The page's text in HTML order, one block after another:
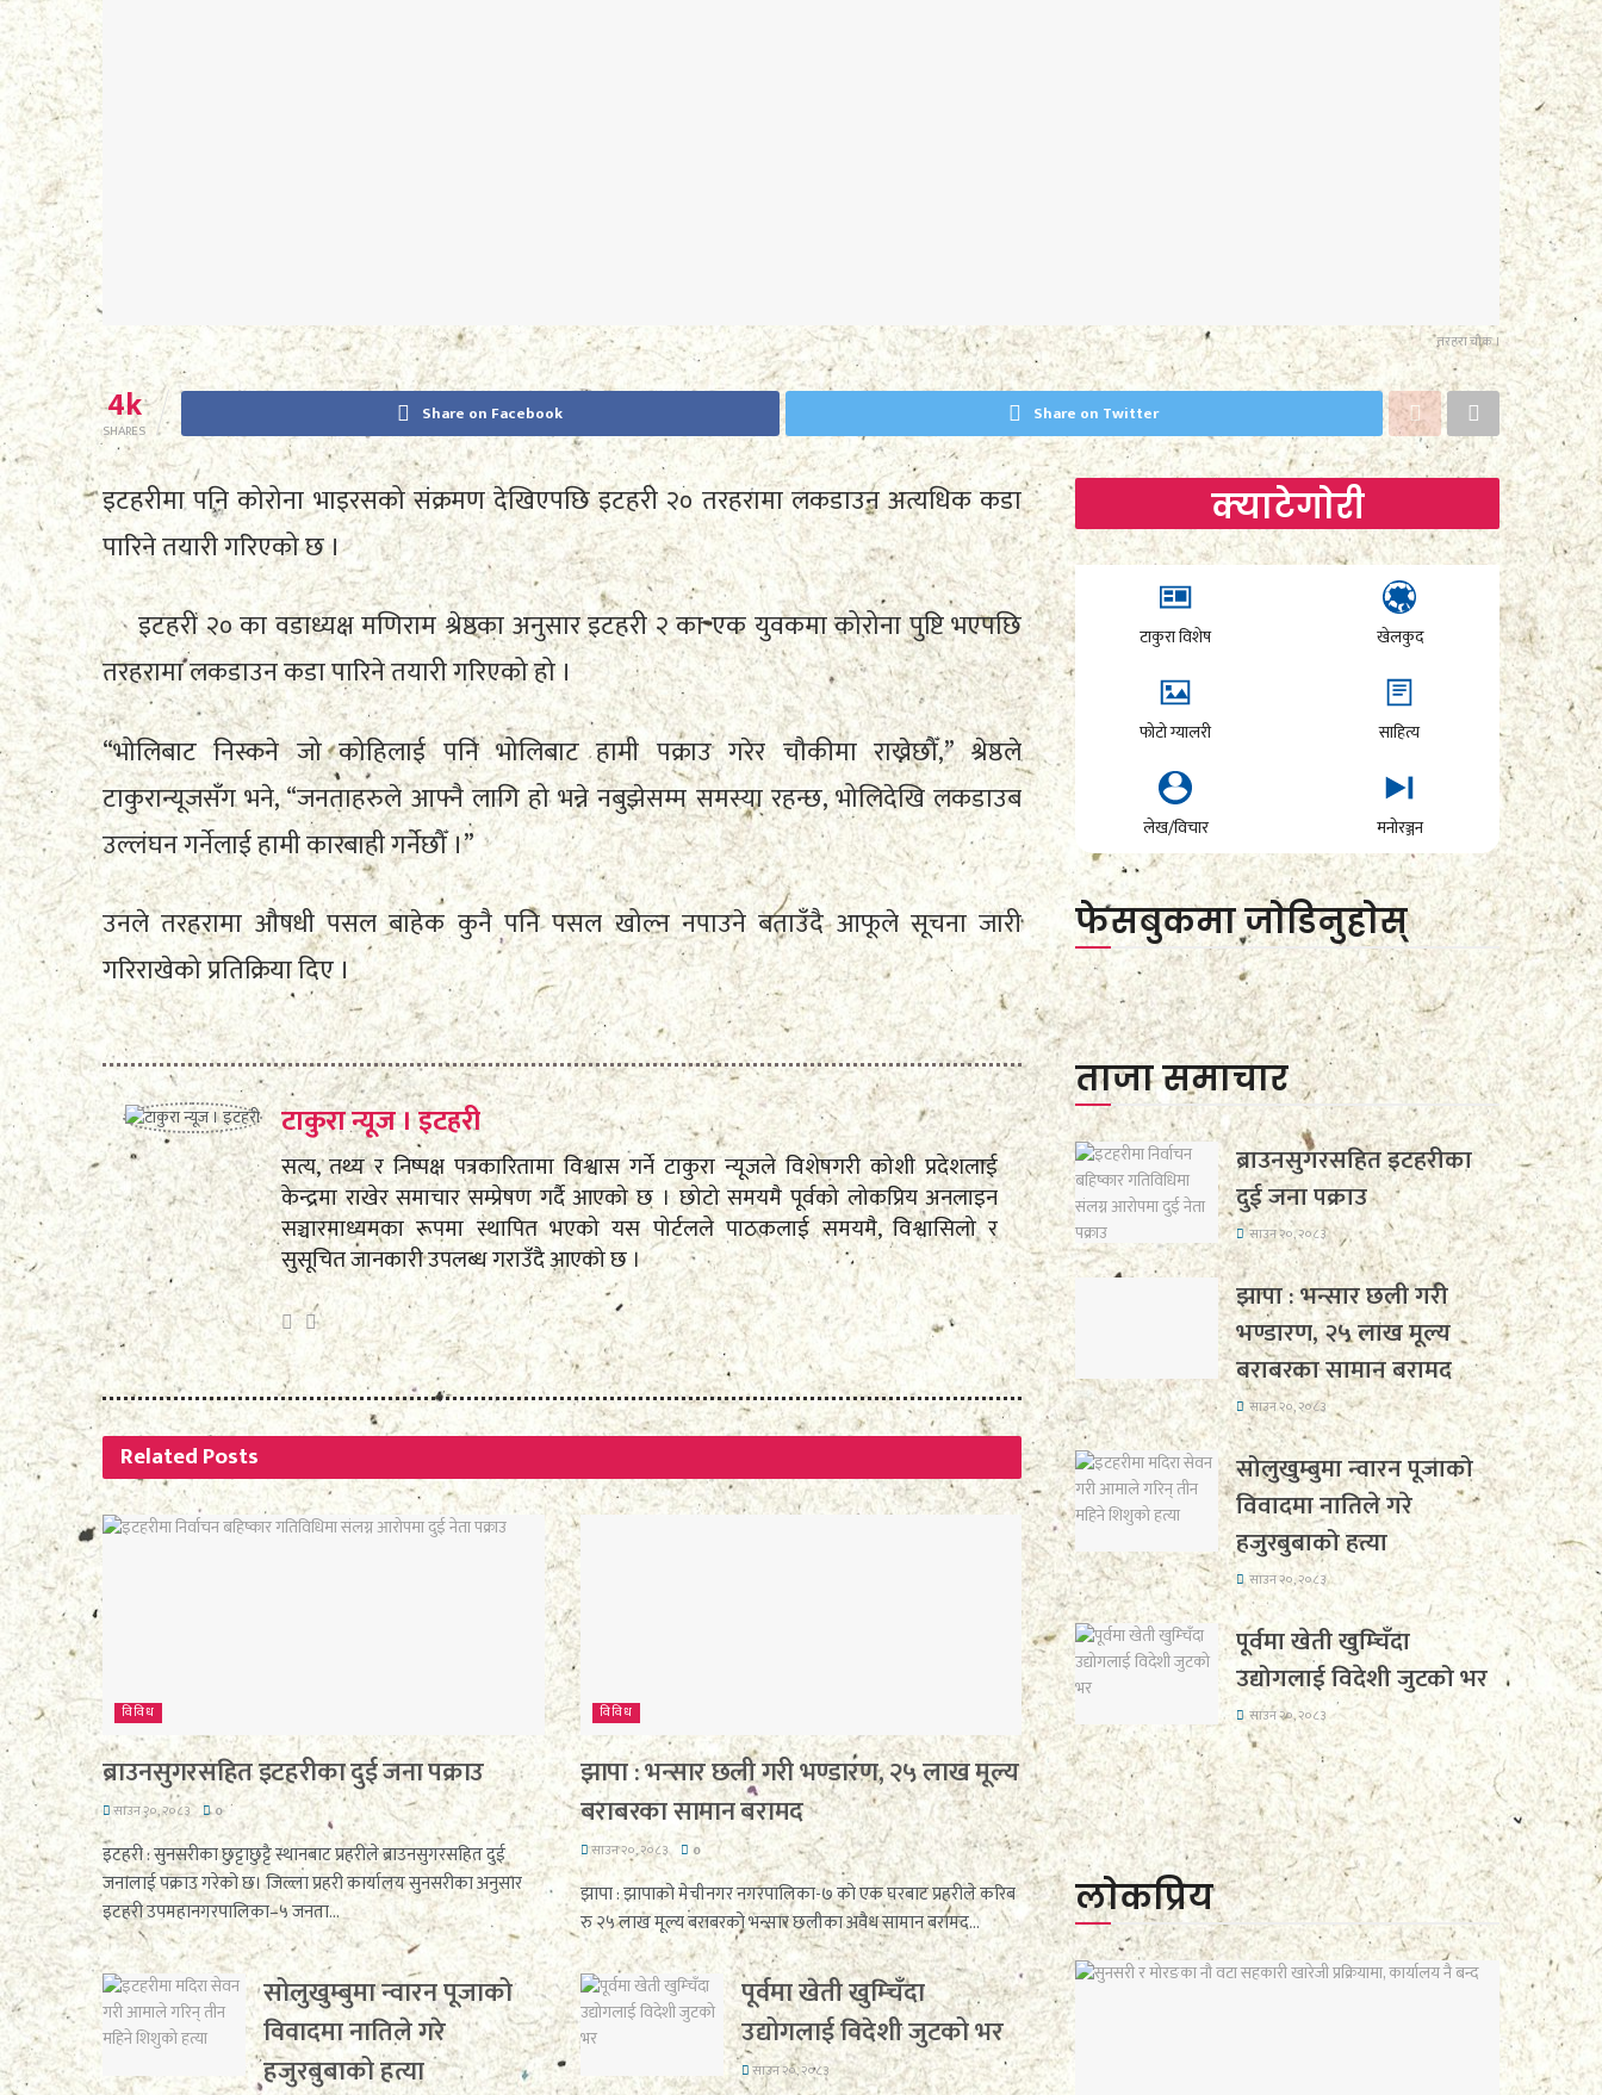
तरहरा चौक ।
4k
SHARES
Share on Facebook Share on Twitter
इटहरीमा पनि कोरोना भाइरसको संक्रमण देखिएपछि इटहरी २० तरहरामा लकडाउन अत्यधिक कडा
पारिने तयारी गरिएको छ ।
इटहरी २० का वडाध्यक्ष मणिराम श्रेष्ठका अनुसार इटहरी २ का एक युवकमा कोरोना पुष्टि भएपछि
तरहरामा लकडाउन कडा पारिने तयारी गरिएको हो ।
“भोलिबाट निस्कने जो कोहिलाई पनि भोलिबाट हामी पक्राउ गरेर चौकीमा राख्नेछौँ,” श्रेष्ठले
टाकुरान्यूजसँग भने, “जनताहरुले आफ्नै लागि हो भन्ने नबुझेसम्म समस्या रहन्छ, भोलिदेखि लकडाउब
उल्लंघन गर्नेलाई हामी कारबाही गर्नेछौँ ।”
उनले तरहरामा औषधी पसल बाहेक कुनै पनि पसल खोल्न नपाउने बताउँदै आफूले सूचना जारी
गरिराखेको प्रतिक्रिया दिए ।
टाकुरा न्यूज । इटहरी
सत्य, तथ्य र निष्पक्ष पत्रकारितामा विश्वास गर्ने टाकुरा न्यूजले विशेषगरी कोशी प्रदेशलाई
केन्द्रमा राखेर समाचार सम्प्रेषण गर्दै आएको छ । छोटो समयमै पूर्वको लोकप्रिय अनलाइन
सञ्चारमाध्यमका रूपमा स्थापित भएको यस पोर्टलले पाठकलाई समयमै, विश्वासिलो र
सुसूचित जानकारी उपलब्ध गराउँदै आएको छ ।
RelatedPosts
विविध
ब्राउनसुगरसहित इटहरीका दुई जना पक्राउ
साउन २०, २०८३ 0
इटहरी : सुनसरीका छुट्टाछुट्टै स्थानबाट प्रहरीले ब्राउनसुगरसहित दुई
जनालाई पक्राउ गरेको छ। जिल्ला प्रहरी कार्यालय सुनसरीका अनुसार
इटहरी उपमहानगरपालिका–५ जनता...
विविध
झापा : भन्सार छली गरी भण्डारण, २५ लाख मूल्य
बराबरका सामान बरामद
साउन २०, २०८३ 0
झापा : झापाको मेचीनगर नगरपालिका-७ को एक घरबाट प्रहरीले करिब
रु २५ लाख मूल्य बराबरको भन्सार छलीका अवैध सामान बरामद...
सोलुखुम्बुमा न्वारन पूजाको
विवादमा नातिले गरे
हजुरबुबाको हत्या
पूर्वमा खेती खुम्चिँदा
उद्योगलाई विदेशी जुटको भर
साउन २०, २०८३
क्याटेगाेरी
टाकुरा विशेष खेलकुद
फोटो ग्यालरी साहित्य
लेख/विचार मनोरञ्जन
फेसबुकमा जाेडिनुहाेस्
ताजा समाचार
ब्राउनसुगरसहित इटहरीका
दुई जना पक्राउ
साउन २०, २०८३
झापा : भन्सार छली गरी
भण्डारण, २५ लाख मूल्य
बराबरका सामान बरामद
साउन २०, २०८३
सोलुखुम्बुमा न्वारन पूजाको
विवादमा नातिले गरे
हजुरबुबाको हत्या
साउन २०, २०८३
पूर्वमा खेती खुम्चिँदा
उद्योगलाई विदेशी जुटको भर
साउन २०, २०८३
लाेकप्रिय